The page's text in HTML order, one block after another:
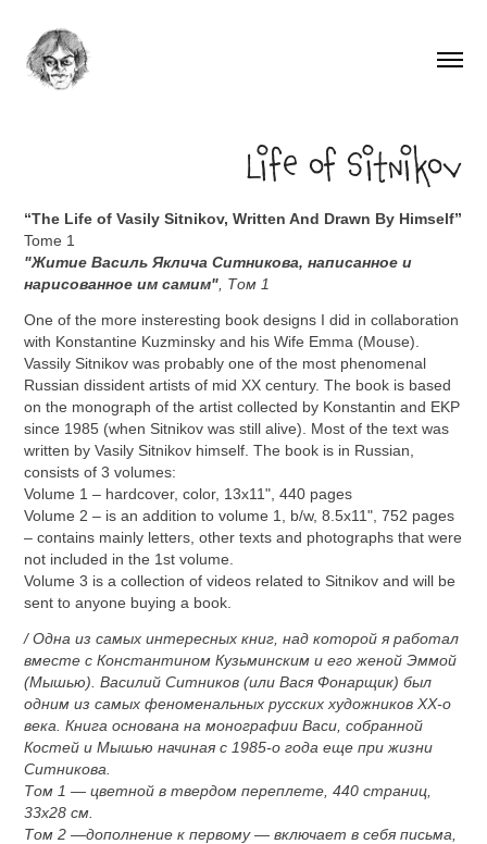
Life of Sitnikov
“The Life of Vasily Sitnikov, Written And Drawn By Himself”
Tome 1
"Житие Василь Яклича Ситникова, написанное и
нарисованное им самим" , Том 1
One of the more insteresting book designs I did in collaboration
with Konstantine Kuzminsky and his Wife Emma (Mouse).
Vassily Sitnikov was probably one of the most phenomenal
Russian dissident artists of mid XX century. The book is based
on the monograph of the artist collected by Konstantin and EKP
since 1985 (when Sitnikov was still alive). Most of the text was
written by Vasily Sitnikov himself. The book is in Russian,
consists of 3 volumes:
Volume 1 – hardcover, color, 13x11", 440 pages
Volume 2 – is an addition to volume 1, b/w, 8.5x11", 752 pages
– contains mainly letters, other texts and photographs that were
not included in the 1st volume.
Volume 3 is a collection of videos related to Sitnikov and will be
sent to anyone buying a book.
/ Одна из самых интересных книг, над которой я работал
вместе с Константином Кузьминским и его женой Эммой
(Мышью). Василий Ситников (или Вася Фонарщик) был
одним из самых феноменальных русских художников ХХ-о
века. Книга основана на монографии Васи, собранной
Костей и Мышью начиная с 1985-о года еще при жизни
Ситникова.
Том 1 — цветной в твердом переплете, 440 страниц,
33х28 см.
Том 2 —дополнение к первому — включает в себя письма,